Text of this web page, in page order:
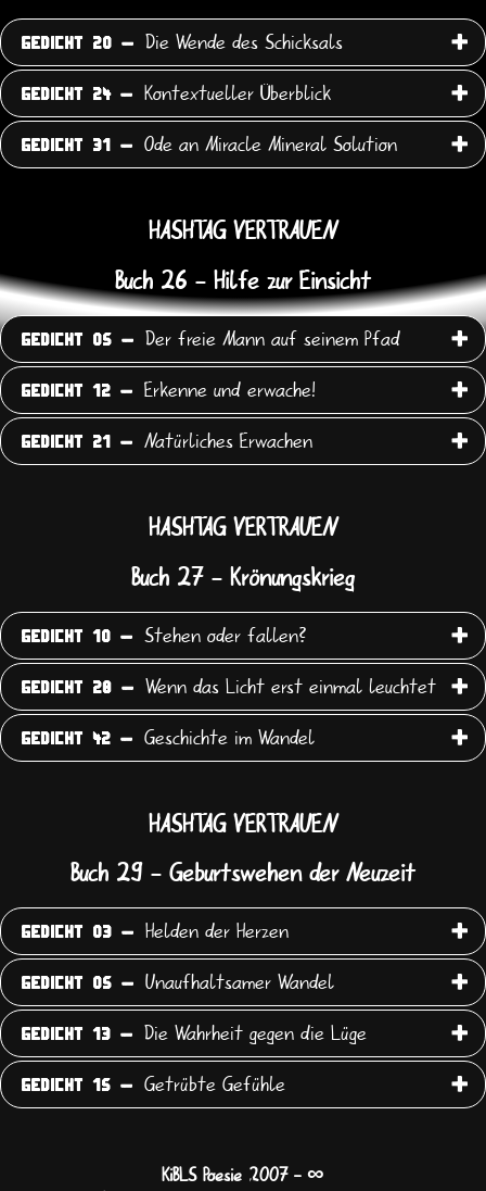
GEDICHT 20 - Die Wende des Schicksals
GEDICHT 24 - Kontextueller Überblick
GEDICHT 31 - Ode an Miracle Mineral Solution
HASHTAG VERTRAUEN
Buch 26 - Hilfe zur Einsicht
GEDICHT 05 - Der freie Mann auf seinem Pfad
GEDICHT 12 - Erkenne und erwache!
GEDICHT 21 - Natürliches Erwachen
HASHTAG VERTRAUEN
Buch 27 - Krönungskrieg
GEDICHT 10 - Stehen oder fallen?
GEDICHT 28 - Wenn das Licht erst einmal leuchtet
GEDICHT 42 - Geschichte im Wandel
HASHTAG VERTRAUEN
Buch 29 - Geburtswehen der Neuzeit
GEDICHT 03 - Helden der Herzen
GEDICHT 05 - Unaufhaltsamer Wandel
GEDICHT 13 - Die Wahrheit gegen die Lüge
GEDICHT 15 - Getrübte Gefühle
KiBLS Poesie 2007 - ∞